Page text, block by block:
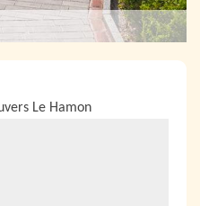
Le Hamon